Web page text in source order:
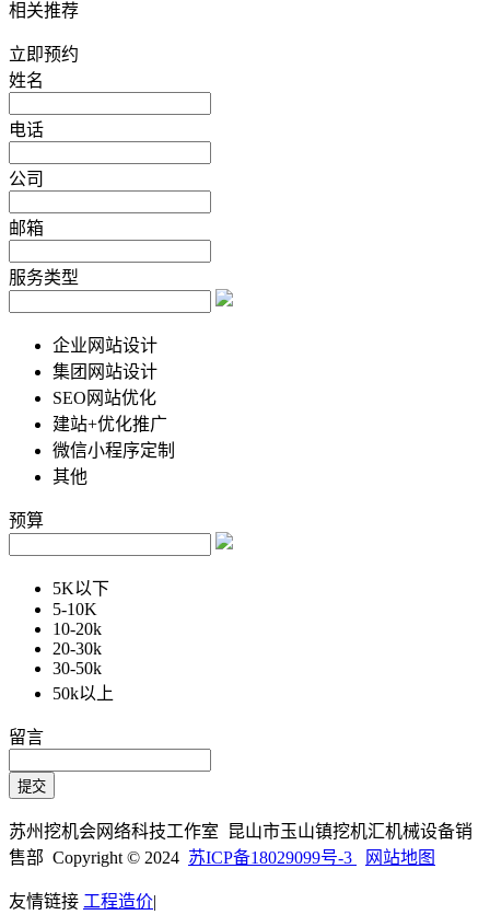
相关推荐
立即预约
姓名
电话
公司
邮箱
服务类型
企业网站设计
集团网站设计
SEO网站优化
建站+优化推广
微信小程序定制
其他
预算
5K以下
5-10K
10-20k
20-30k
30-50k
50k以上
留言
苏州挖机会网络科技工作室 昆山市玉山镇挖机汇机械设备销
售部 Copyright © 2024 苏ICP备18029099号-3 网站地图
友情链接 工程造价|